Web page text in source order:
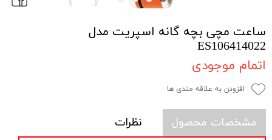
ساعت مچی بچه گانه اسپریت مدل
ES106414022
اتمام موجودی
افزودن به علاقه مندی ها
مشخصات محصول نظرات